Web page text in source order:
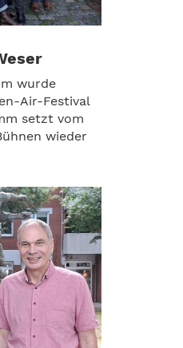
wurde
Air-Festival
setzt vom
wieder